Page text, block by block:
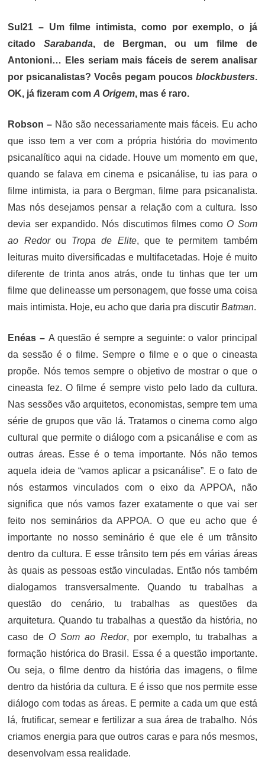
Sul21 – Um filme intimista, como por exemplo, o já
citadoSarabanda, de Bergman, ou um filme de
Antonioni… Eles seriam mais fáceis de serem analisar
por psicanalistas? Vocês pegam poucos blockbusters.
OK, já fizeram comA Origem, mas é raro.
Robson – Não são necessariamente mais fáceis. Eu acho
que isso tem a ver com a própria história do movimento
psicanalítico aqui na cidade. Houve um momento em que,
quando se falava em cinema e psicanálise, tu ias para o
filme intimista, ia para o Bergman, filme para psicanalista.
Mas nós desejamos pensar a relação com a cultura. Isso
devia ser expandido. Nós discutimos filmes como O Som
ao Redorou Tropa de Elite, que te permitem também
leituras muito diversificadas e multifacetadas. Hoje é muito
diferente de trinta anos atrás, onde tu tinhas que ter um
filme que delineasse um personagem, que fosse uma coisa
mais intimista. Hoje, eu acho que daria pra discutirBatman.
Enéas – A questão é sempre a seguinte: o valor principal
da sessão é o filme. Sempre o filme e o que o cineasta
propõe. Nós temos sempre o objetivo de mostrar o que o
cineasta fez. O filme é sempre visto pelo lado da cultura.
Nas sessões vão arquitetos, economistas, sempre tem uma
série de grupos que vão lá. Tratamos o cinema como algo
cultural que permite o diálogo com a psicanálise e com as
outras áreas. Esse é o tema importante. Nós não temos
aquela ideia de “vamos aplicar a psicanálise”. E o fato de
nós estarmos vinculados com o eixo da APPOA, não
significa que nós vamos fazer exatamente o que vai ser
feito nos seminários da APPOA. O que eu acho que é
importante no nosso seminário é que ele é um trânsito
dentro da cultura. E esse trânsito tem pés em várias áreas
às quais as pessoas estão vinculadas. Então nós também
dialogamos transversalmente. Quando tu trabalhas a
questão do cenário, tu trabalhas as questões da
arquitetura. Quando tu trabalhas a questão da história, no
caso de O Som ao Redor, por exemplo, tu trabalhas a
formação histórica do Brasil. Essa é a questão importante.
Ou seja, o filme dentro da história das imagens, o filme
dentro da história da cultura. E é isso que nos permite esse
diálogo com todas as áreas. E permite a cada um que está
lá, frutificar, semear e fertilizar a sua área de trabalho. Nós
criamos energia para que outros caras e para nós mesmos,
desenvolvam essa realidade.